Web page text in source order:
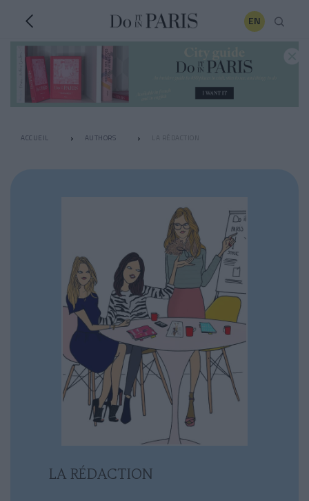
EN
ACCUEIL AUTHORS LA RÉDACTION
LA RÉDACTION